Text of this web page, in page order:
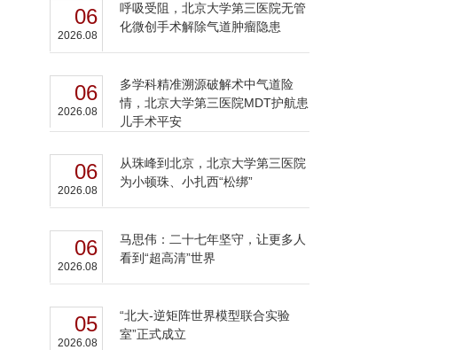
06
2026.08
呼吸受阻，北京大学第三医院无管
化微创手术解除气道肿瘤隐患
06
2026.08
多学科精准溯源破解术中气道险
情，北京大学第三医院MDT护航患
儿手术平安
06
2026.08
从珠峰到北京，北京大学第三医院
为小顿珠、小扎西“松绑”
06
2026.08
马思伟：二十七年坚守，让更多人
看到“超高清”世界
05
2026.08
“北大-逆矩阵世界模型联合实验
室”正式成立